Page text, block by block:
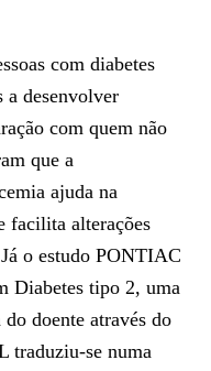
com diabetes
a desenvolver
com quem não
que a
ajuda na
facilita alterações
o estudo PONTIAC
Diabetes tipo 2, uma
doente através do
traduziu-se numa